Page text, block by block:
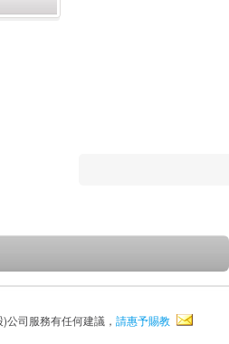
司服務有任何建議， 請惠予賜教